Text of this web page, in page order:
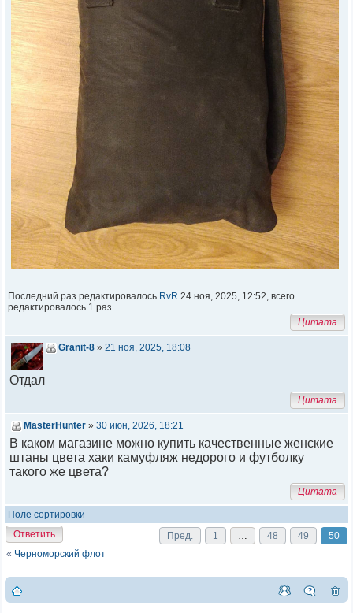
Последний раз редактировалось RvR 24 ноя, 2025, 12:52, всего
редактировалось 1 раз.
Цитата
Granit-8 » 21 ноя, 2025, 18:08
Отдал
Цитата
MasterHunter » 30 июн, 2026, 18:21
В каком магазине можно купить качественные женские
штаны цвета хаки камуфляж недорого и футболку
такого же цвета?
Цитата
Поле сортировки
Пред.
1 … 48 49 50
Ответить
« Черноморский флот